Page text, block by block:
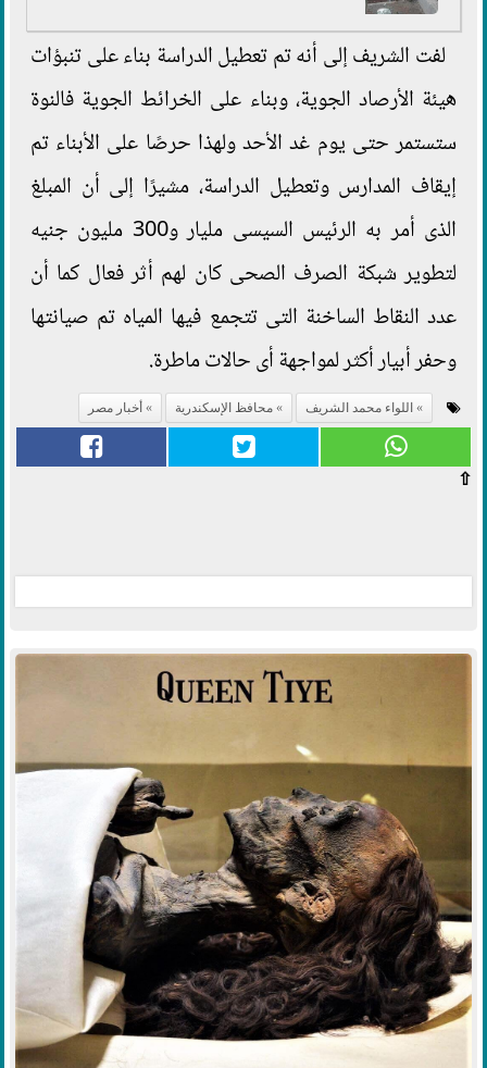
لفت الشريف إلى أنه تم تعطيل الدراسة بناء على تنبؤات
هيئة الأرصاد الجوية، وبناء على الخرائط الجوية فالنوة
ستستمر حتى يوم غد الأحد ولهذا حرصًا على الأبناء تم
إيقاف المدارس وتعطيل الدراسة، مشيرًا إلى أن المبلغ
الذى أمر به الرئيس السيسى مليار و300 مليون جنيه
لتطوير شبكة الصرف الصحى كان لهم أثر فعال كما أن
عدد النقاط الساخنة التى تتجمع فيها المياه تم صيانتها
وحفر أبيار أكثر لمواجهة أى حالات ماطرة.
اللواء محمد الشريف محافظ الإسكندرية أخبار مصر
⇧